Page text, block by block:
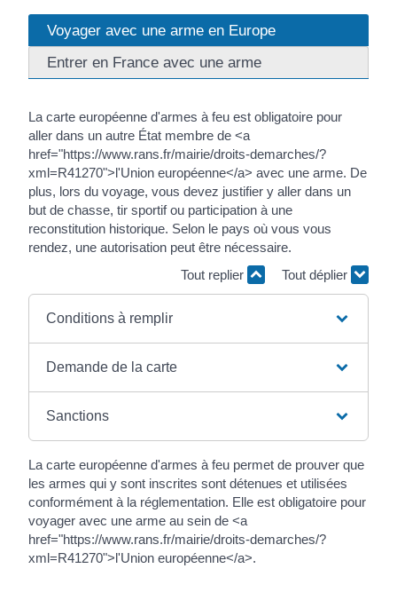
Voyager avec une arme en Europe
Entrer en France avec une arme
La carte européenne d'armes à feu est obligatoire pour
aller dans un autre État membre de <a
href="https://www.rans.fr/mairie/droits-demarches/?
xml=R41270">l'Union européenne</a> avec une arme. De
plus, lors du voyage, vous devez justifier y aller dans un
but de chasse, tir sportif ou participation à une
reconstitution historique. Selon le pays où vous vous
rendez, une autorisation peut être nécessaire.
Tout replier
Tout déplier
Conditions à remplir
Demande de la carte
Sanctions
La carte européenne d'armes à feu permet de prouver que
les armes qui y sont inscrites sont détenues et utilisées
conformément à la réglementation. Elle est obligatoire pour
voyager avec une arme au sein de <a
href="https://www.rans.fr/mairie/droits-demarches/?
xml=R41270">l'Union européenne</a>.